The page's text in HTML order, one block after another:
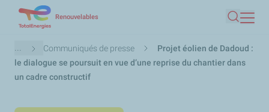
contenu
principal
Renouvelables
Fil
d'Ariane
... Communiqués de presse
Projet éolien de Dadoud :
le dialogue se poursuit en vue d’une reprise du chantier dans
un cadre constructif